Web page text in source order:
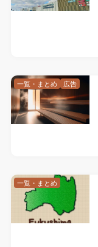
一覧・まとめ 広告
一覧・まとめ